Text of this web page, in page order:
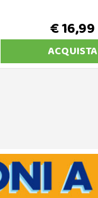
€ 16,99
ACQUISTA